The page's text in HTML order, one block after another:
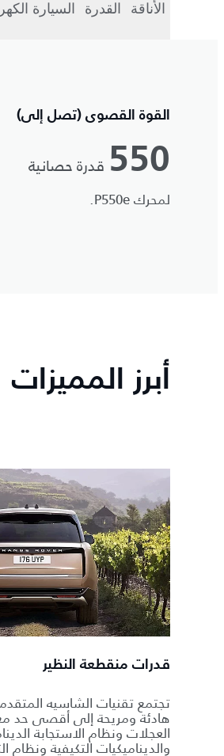
الأناقة القدرة السيارة
القوة القصوى (تصل إلى)
550 قدرة حصانية
لمحرك P550e.
أبرز المميزات
قدرات منقطعة النظير
تجتمع تقنيات الشاسيه
هادئة ومريحة إلى أقصى حد
العجلات ونظام الاستجابة
والديناميكيات التكيفية ونظام